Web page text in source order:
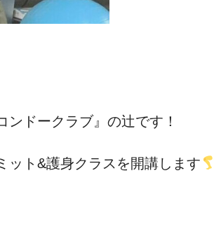
ンドークラブ』の辻です！
ット&護身クラスを開講します